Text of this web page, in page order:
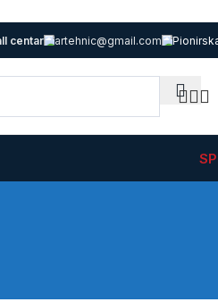
centar artehnic@gmail.com